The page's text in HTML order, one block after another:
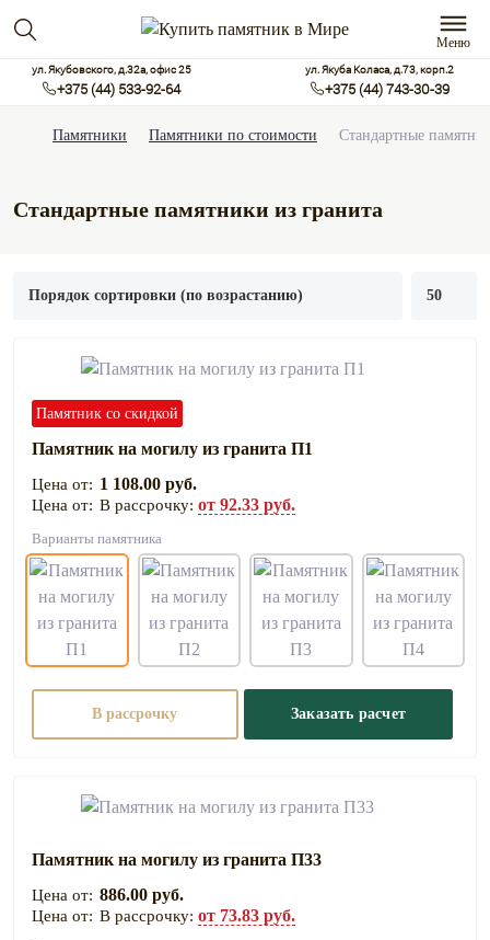
Меню
ул. Якубовского, д.32а, офис 25
+375 (44) 533-92-64
ул. Якуба Коласа, д.73, корп.2
+375 (44) 743-30-39
Памятники Памятники по стоимости Стандартные
Стандартные памятники из гранита
Памятник со скидкой
Памятник на могилу из гранита П1
1 108.00 руб.
В рассрочку: от 92.33 руб.
Варианты памятника
В рассрочку Заказать расчет
Памятник на могилу из гранита П33
886.00 руб.
В рассрочку: от 73.83 руб.